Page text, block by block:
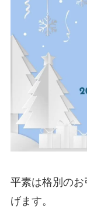
平素は格別の
げます。